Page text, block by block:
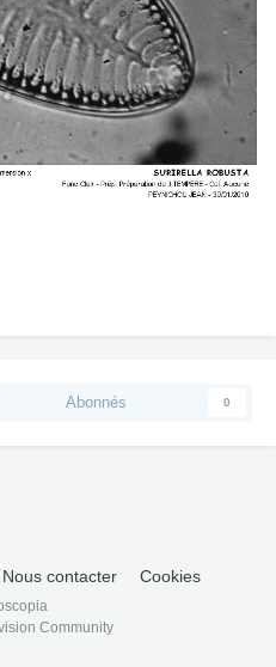
Abonnés 0
Nous contacter Cookies
Community